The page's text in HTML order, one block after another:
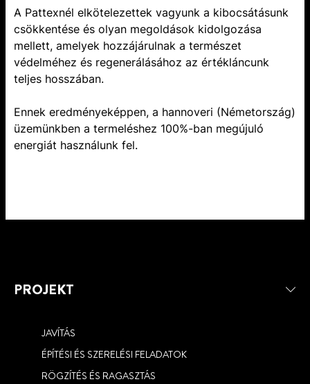
A Pattexnél elkötelezettek vagyunk a kibocsátásunk
csökkentése és olyan megoldások kidolgozása
mellett, amelyek hozzájárulnak a természet
védelméhez és regenerálásához az értékláncunk
teljes hosszában.
Ennek eredményeképpen, a hannoveri (Németország)
üzemünkben a termeléshez 100%-ban megújuló
energiát használunk fel.
PROJEKT
JAVÍTÁS
ÉPÍTÉSI ÉS SZERELÉSI FELADATOK
RÖGZÍTÉS ÉS RAGASZTÁS